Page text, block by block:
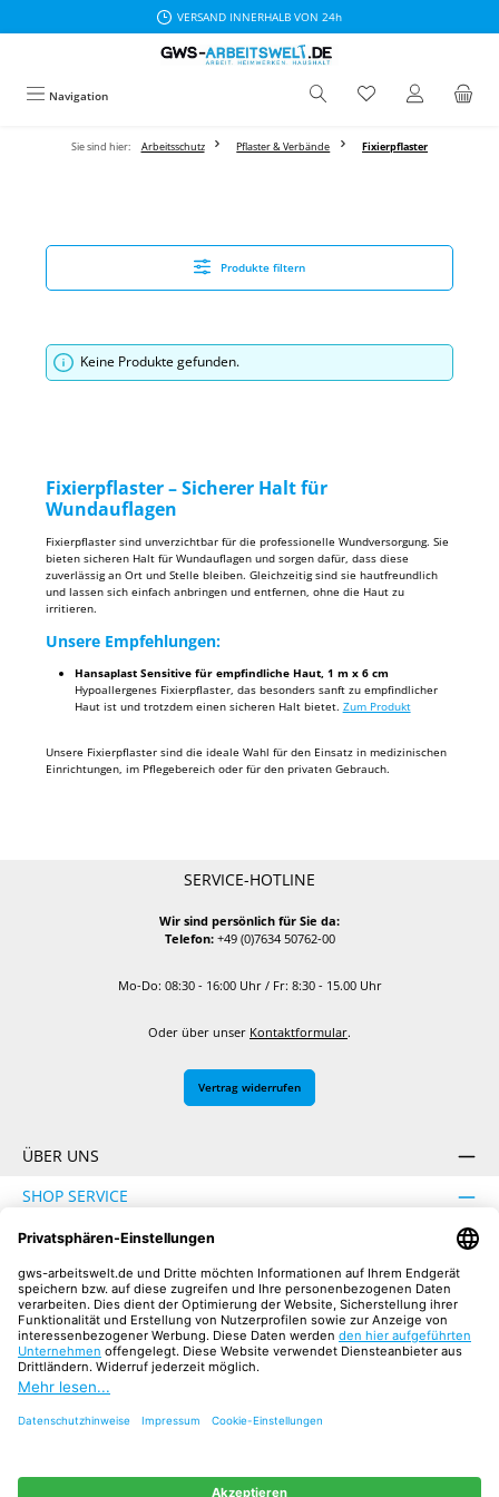
VERSAND INNERHALB VON 24h
Navigation
Sie sind hier: Arbeitsschutz Pflaster & Verbände Fixierpflaster
Produkte filtern
Keine Produkte gefunden.
Fixierpflaster – Sicherer Halt für
Wundauflagen
Fixierpflaster sind unverzichtbar für die professionelle Wundversorgung. Sie
bieten sicheren Halt für Wundauflagen und sorgen dafür, dass diese
zuverlässig an Ort und Stelle bleiben. Gleichzeitig sind sie hautfreundlich
und lassen sich einfach anbringen und entfernen, ohne die Haut zu
irritieren.
Unsere Empfehlungen:
Hansaplast Sensitive für empfindliche Haut, 1 m x 6 cm
Hypoallergenes Fixierpflaster, das besonders sanft zu empfindlicher
Haut ist und trotzdem einen sicheren Halt bietet. Zum Produkt
Unsere Fixierpflaster sind die ideale Wahl für den Einsatz in medizinischen
Einrichtungen, im Pflegebereich oder für den privaten Gebrauch.
SERVICE-HOTLINE
Wir sind persönlich für Sie da:
Telefon:+49 (0)7634 50762-00
Mo-Do: 08:30 - 16:00 Uhr / Fr: 8:30 - 15.00 Uhr
Oder über unser Kontaktformular.
Vertrag widerrufen
ÜBER UNS
SHOP SERVICE
INFORMATION
SICHER EINKAUFEN
UNSERE COMMUNITIES
FacebookInstagramYouTube
Alle Preise inkl. gesetzl. Mehrwertsteuer zzgl.